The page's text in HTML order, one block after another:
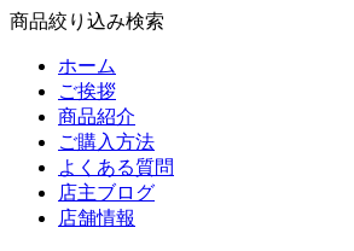
商品絞り込み検索
ホーム
ご挨拶
商品紹介
ご購入方法
よくある質問
店主ブログ
店舗情報